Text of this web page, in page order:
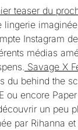
teaser du
lingerie
Instagram
médias
Savage X
du behind the
ou encore
un peu
par Rihanna